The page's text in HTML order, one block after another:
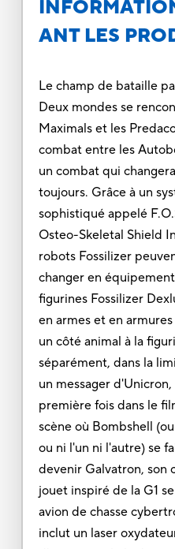
ANT LES
Le champ de bataille
Deux mondes se
Maximals et les
combat entre les
un combat qui
toujours. Grâce à un
sophistiqué appelé
Osteo-Skeletal Shield
robots Fossilizer
changer en
figurines Fossilizer
en armes et en
un côté animal à la
séparément, dans la
un messager
première fois dans le
scène où Bombshell
ou ni l'un ni l'autre) se
devenir Galvatron, son
jouet inspiré de la G1
avion de chasse
inclut un laser